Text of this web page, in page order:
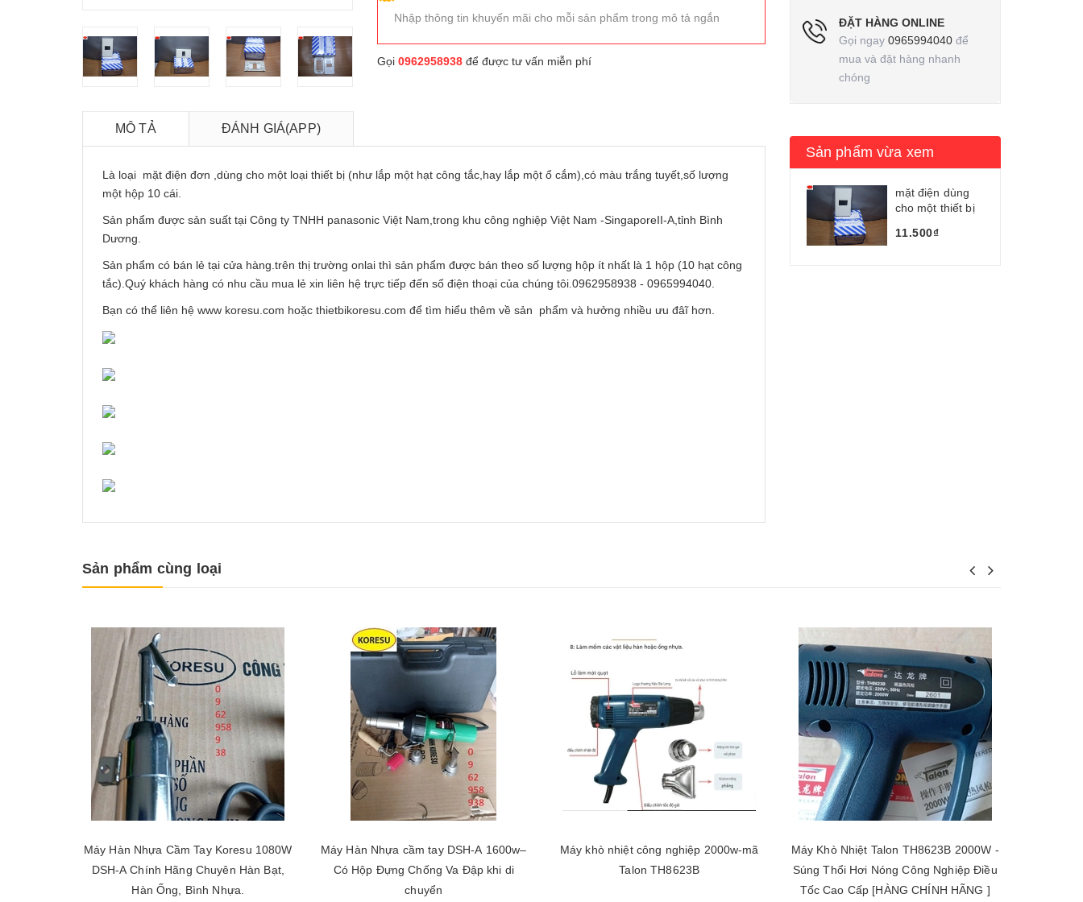
Nhập thông tin khuyến mãi cho mỗi sản phẩm trong mô tả ngắn
Gọi 0962958938để được tư vấn miễn phí
MÔ TẢ ĐÁNH GIÁ(APP)
Là loại mặt điện đơn ,dùng cho một loại thiết bị (như lắp một hạt công tắc,hay lắp một ổ cắm),có màu trắng tuyết,số lượng
một hộp 10 cái.
Sản phẩm được sản suất tại Công ty TNHH panasonic Việt Nam,trong khu công nghiệp Việt Nam -SingaporeII-A,tỉnh Bình
Dương.
Sản phẩm có bán lẻ tại cửa hàng.trên thị trường onlai thì sản phẩm được bán theo số lượng hộp ít nhất là 1 hộp (10 hạt công
tắc).Quý khách hàng có nhu cầu mua lẻ xin liên hệ trực tiếp đến số điện thoại của chúng tôi.0962958938 - 0965994040.
Bạn có thể liên hệ www koresu.com hoặc thietbikoresu.com để tìm hiểu thêm về sản phẩm và hưởng nhiều ưu đâĩ hơn.
ĐẶT HÀNG ONLINE
Gọi ngay 0965994040để
mua và đặt hàng nhanh
chóng
Sản phẩm vừa xem
mặt điện dùng
cho một thiết bị
11.500₫
Sản phẩm cùng loại
Máy Hàn Nhựa Cầm Tay Koresu 1080W
DSH-A Chính Hãng Chuyên Hàn Bạt,
Hàn Ống, Bình Nhựa.
Máy Hàn Nhựa cầm tay DSH-A 1600w–
Có Hộp Đựng Chống Va Đập khi di
chuyển
Máy khò nhiệt công nghiệp 2000w-mã
Talon TH8623B
Máy Khò Nhiệt Talon TH8623B 2000W -
Súng Thổi Hơi Nóng Công Nghiệp Điều
Tốc Cao Cấp [HÀNG CHÍNH HÃNG ]